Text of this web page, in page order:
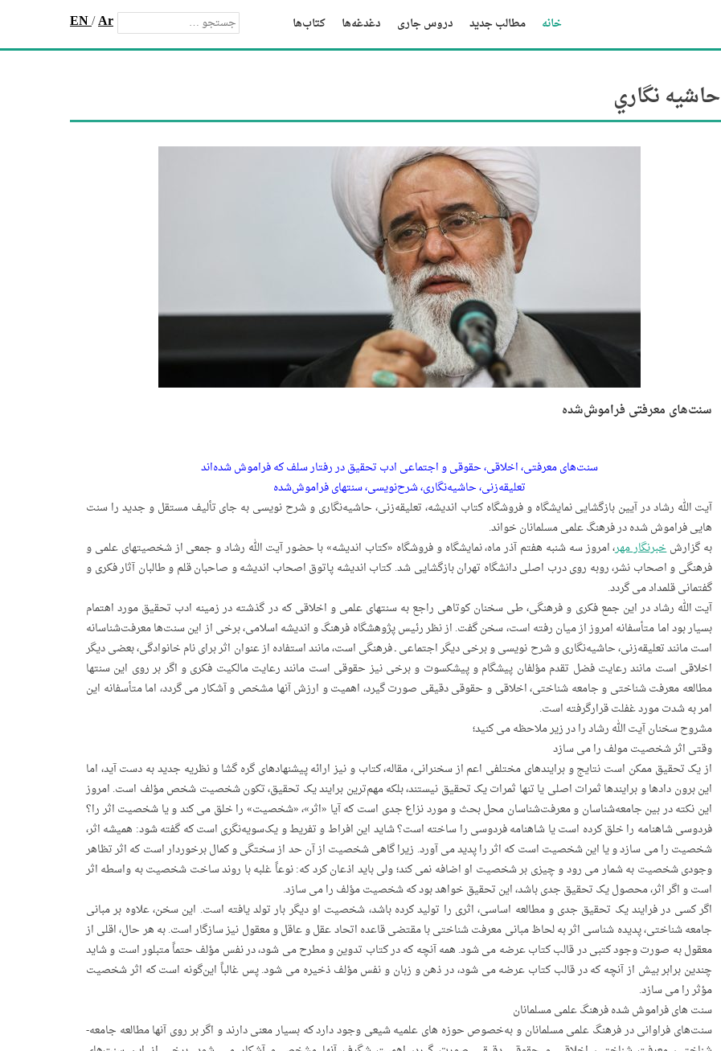
EN/Ar خانه مطالب جدید دروس جاری دغدغه‌ها کتاب‌ها
حاشيه نگاري
سنت‌­های معرفتی فراموش‌شده
سنت‌­های معرفتی، اخلاقی، حقوقی و اجتماعی ادب تحقیق در رفتار سلف که فراموش شده‌اند
تعلیقه‌زنی، حاشیه‌نگاری، شرح‌نویسی، سنت­های فراموش‌شده
آیت الله رشاد در آیین بازگشایی نمایشگاه و فروشگاه کتاب اندیشه، تعلیقه‌زنی، حاشیه‌نگاری و شرح ­نویسی به جای تألیف مستقل و جدید را سنت
هایی فراموش شده در فرهنگ علمی مسلمانان خواند.
به گزارشخبرنگار مهر، امروز سه شنبه هفتم آذر ماه، نمایشگاه و فروشگاه «کتاب اندیشه» با حضور آیت الله رشاد و جمعی از شخصیت­های علمی و
فرهنگی و اصحاب نشر، روبه­ روی درب اصلی دانشگاه تهران بازگشایی شد. کتاب اندیشه پاتوق اصحاب اندیشه و صاحبان قلم و طالبان آثار فکری و
گفتمانی قلمداد می گردد.
آیت الله رشاد در این جمع فکری و فرهنگی، طی سخنان کوتاهی راجع به سنت­های علمی و اخلاقی که در گذشته در زمینه­ ادب تحقیق مورد اهتمام
بسیار بود اما متأسفانه امروز از میان رفته است، سخن گفت. از نظر رئیس پژوهشگاه فرهنگ و اندیشه اسلامی، برخی از این سنت‌ها معرفت‌شناسانه
است مانند تعلیقه‌زنی، حاشیه‌نگاری و شرح ­نویسی و برخی دیگر اجتماعی ـ فرهنگی است، مانند استفاده از عنوان اثر برای نام خانوادگی، بعضی دیگر
اخلاقی است مانند رعایت فضل تقدم مؤلفان پیشگام و پیشکسوت و برخی نیز حقوقی است مانند رعایت مالکیت فکری و اگر بر روی این سنتها
مطالعه‌ معرفت­ شناختی­ و جامعه ­شناختی، اخلاقی و حقوقی دقیقی صورت گیرد، اهمیت و ارزش آنها مشخص و آشکار می گردد، اما متأسفانه این
امر به شدت مورد غفلت قرارگرفته است.
مشروح سخنان آیت الله رشاد را در زیر ملاحظه می­ کنید؛
وقتی اثر شخصیت مولف را می سازد
از یک تحقیق ممکن است نتایج و برایندهای مختلفی اعم از سخنرانی، مقاله، کتاب و نیز ارائه‌ پیشنهادهای گره گشا و نظریه­ جدید به دست آید، اما
این برون دادها و برایندها ثمرات اصلی یا تنها ثمرات یک تحقیق نیستند، بلکه مهم‌ترین برایند یک تحقیق، تکون شخصیت شخص مؤلف است. امروز
این نکته در بین جامعه‌شناسان و معرفت‌شناسان محل بحث و مورد نزاع جدی است که آیا «اثر»، «شخصیت» را خلق می ­کند و یا شخصیت اثر را؟
فردوسی شاهنامه را خلق کرده است یا شاهنامه فردوسی را ساخته است؟ شاید این افراط و تفریط و یک‌سویه‌نگری است که گفته شود: همیشه اثر،
شخصیت را می سازد و یا این شخصیت است که اثر را پدید می آورد. زیرا گاهی شخصیت از آن حد از سختگی و کمال برخوردار است که اثر تظاهر
وجودی شخصیت به شمار می­ رود و چیزی بر شخصیت او اضافه نمی کند؛ ولی باید اذعان کرد که: نوعاً غلبه با روند ساخت شخصیت به ­واسطه­ اثر
است و اگر اثر، محصول یک تحقیق جدی باشد، این تحقیق خواهد بود که شخصیت مؤلف را می سازد.
اگر کسی در فرایند یک تحقیق جدی و مطالعه‌ اساسی، اثری را تولید کرده باشد، شخصیت او دیگر بار تولد یافته است. این سخن، علاوه بر مبانی
جامعه ­شناختی، پدیده­ شناسی اثر به لحاظ مبانی معرفت­ شناختی با مقتضی قاعده­ اتحاد عقل و عاقل و معقول نیز سازگار است. به هر حال، اقلی از
معقول به صورت وجود کتبی در قالب کتاب عرضه می شود. همه‌ آنچه که در کتاب تدوین و مطرح می شود، در نفس مؤلف حتماً متبلور است و شاید
چندین‌ برابر بیش از آنچه که در قالب کتاب عرضه می شود، در ذهن و زبان و نفس مؤلف ذخیره می شود. پس غالباً این‌گونه است که اثر شخصیت
مؤثر را می سازد.
سنت های فراموش شده فرهنگ علمی مسلمانان
سنت‌های فراوانی در فرهنگ علمی مسلمانان و به‌خصوص حوزه ­های علمیه­ شیعی وجود دارد که بسیار معنی دارند و اگر بر روی آنها مطالعه‌ جامعه­